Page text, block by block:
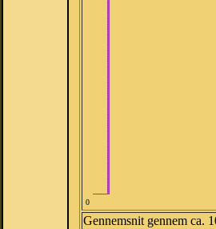
0
Gennemsnit gennem ca.